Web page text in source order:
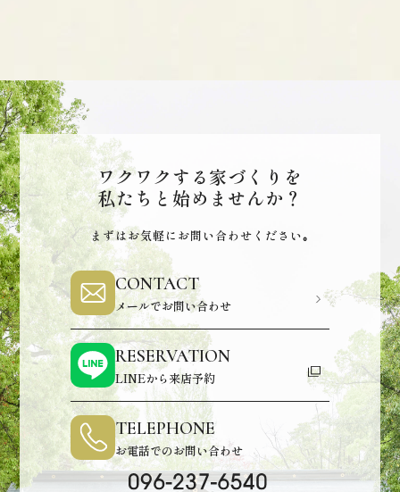
ワクワクする家づくりを
私たちと始めませんか？
まずはお気軽にお問い合わせください｡
CONTACT
メールでお問い合わせ
RESERVATION
LINEから来店予約
TELEPHONE
お電話でのお問い合わせ